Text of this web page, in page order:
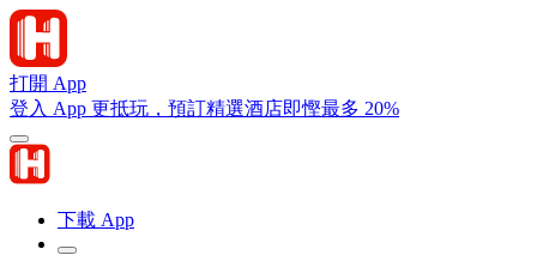
打開 App
登入 App 更抵玩，預訂精選酒店即慳最多 20%
下載 App